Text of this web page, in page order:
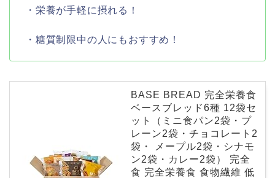
・栄養が手軽に摂れる！
・糖質制限中の人にもおすすめ！
BASE BREAD 完全栄養食
ベースブレッド6種 12袋セ
ット（ミニ食パン2袋・プ
レーン2袋・チョコレート2
袋・ メープル2袋・シナモ
ン2袋・カレー2袋） 完全
食 完全栄養食 食物繊維 低